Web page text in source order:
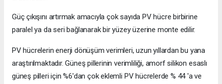
Güç çıkışını artırmak amacıyla çok sayıda PV hücre birbirine
paralel ya da seri bağlanarak bir yüzey üzerine monte edilir.
PV hücrelerin enerji dönüşüm verimleri, uzun yıllardan bu yana
araştırılmaktadır. Güneş pillerinin verimliliği, amorf silikon esaslı
güneş pilleri için %6'dan çok eklemli PV hücrelerde % 44 'a ve